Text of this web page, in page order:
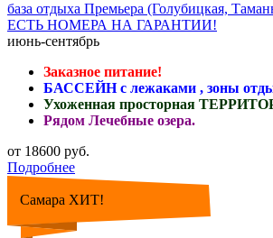
база отдыха Премьера (Голубицкая,
ЕСТЬ НОМЕРА НА ГАРАНТИИ!
июнь-сентябрь
Заказное питание!
БАССЕЙН с лежаками , зоны
Ухоженная просторная
Рядом Лечебные озера.
от 18600 руб.
Подробнее
Самара ХИТ!